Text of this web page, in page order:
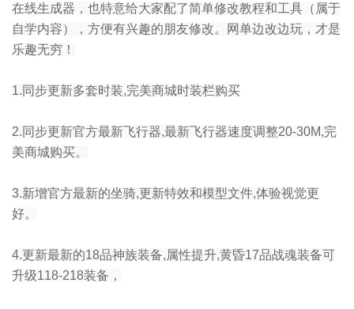
在线生成器，也特意给大家配了简单修改教程和工具（属于
自学内容），方便有兴趣的朋友修改。网单边改边玩，才是
乐趣无穷！
1.同步更新多套时装,完美商城时装栏购买
2.同步更新官方最新飞行器,最新飞行器速度调整20-30M,完
美商城购买。
3.新增官方最新的坐骑,更新特效和模型文件,体验视觉更
好。
4.更新最新的18品神族装备,属性提升,黄昏17品战魂装备可
升级118-218装备，